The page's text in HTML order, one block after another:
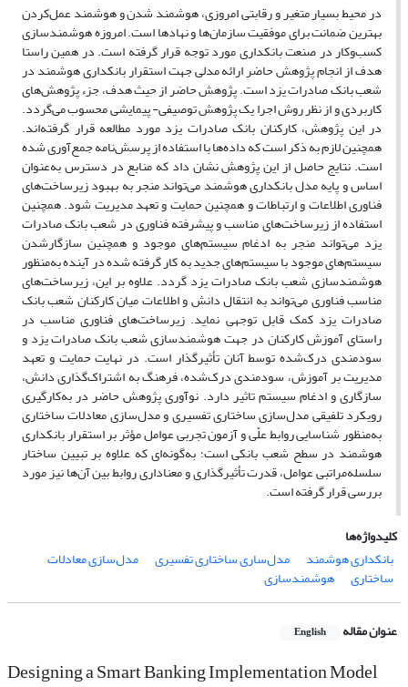
در محیط بسیار متغیر و رقابتی امروزی، هوشمند شدن و هوشمند عمل‌کردن
بهترین ضمانت برای موفقیت سازمان‌ها و نهادها است. امروزه هوشمندسازی
کسب‌وکار در صنعت بانکداری مورد توجه قرار گرفته است. در همین راستا
هدف از انجام پژوهش حاضر ارائه مدلی جهت استقرار بانکداری هوشمند در
شعب بانک صادرات یزد است. پژوهش حاضر از حیث هدف، جزء پژوهش‌های
کاربردی و از نظر روش اجرا یک پژوهش توصیفی- پیمایشی محسوب می‌گردد.
در این پژوهش، کارکنان بانک صادرات یزد مورد مطالعه قرار گرفته‌اند.
همچنین لازم به ذکر است که داده‌ها با استفاده از پرسش‌نامه جمع‌آوری شده
است. نتایج حاصل از این پژوهش نشان داد که منابع در دسترس به‌عنوان
اساس و پایه مدل بانکداری هوشمند می‌تواند منجر به بهبود زیرساخت‌های
فناوری اطلاعات و ارتباطات و همچنین حمایت و تعهد مدیریت شود. همچنین
استفاده از زیرساخت‌های مناسب و پیشرفته فناوری در شعب بانک صادرات
یزد می‌تواند منجر به ادغام سیستم‌های موجود و همچنین سازگارشدن
سیستم‌های موجود با سیستم‌های جدید به کار گرفته شده در آینده به‌منظور
هوشمندسازی شعب بانک صادرات یزد گردد. علاوه بر این، زیرساخت‌های
مناسب فناوری می‌تواند به انتقال دانش و اطلاعات میان کارکنان شعب بانک
صادرات یزد کمک قابل توجهی نماید. زیرساخت‌های فناوری مناسب در
راستای آموزش کارکنان در جهت هوشمندسازی شعب بانک صادرات یزد و
سودمندی درک‌شده توسط آنان تأثیرگذار است. در نهایت حمایت و تعهد
مدیریت بر آموزش، سودمندی درک‌شده، فرهنگ به اشتراک‌گذاری دانش،
سازگاری و ادغام سیستم تاثیر دارد. نوآوری پژوهش حاضر در به‌کارگیری
رویکرد تلفیقی مدل‌سازی ساختاری تفسیری و مدل‌سازی معادلات ساختاری
به‌منظور شناسایی روابط علّی و آزمون تجربی عوامل مؤثر بر استقرار بانکداری
هوشمند در سطح شعب بانکی است؛ به‌گونه‌ای که علاوه بر تبیین ساختار
سلسله‌مراتبی عوامل، قدرت تأثیرگذاری و معناداری روابط بین آن‌ها نیز مورد
بررسی قرار گرفته است.
کلیدواژه‌ها
بانکداری هوشمند
مدل‌ساری ساختاری تفسیری مدل‌سازی معادلات
ساختاری هوشمندسازی
عنوان مقاله English
Designing a Smart Banking Implementation Model